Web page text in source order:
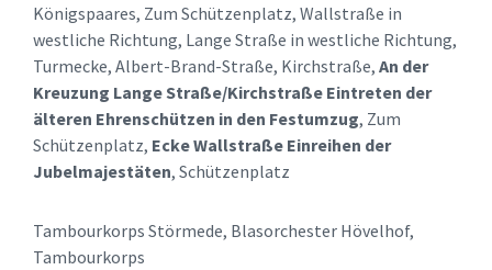
Königspaares, Zum Schützenplatz, Wallstraße in
westliche Richtung, Lange Straße in westliche Richtung,
Turmecke, Albert-Brand-Straße, Kirchstraße, An der
Kreuzung Lange Straße/Kirchstraße Eintreten der
älteren Ehrenschützen in den Festumzug, Zum
Schützenplatz, Ecke Wallstraße Einreihen der
Jubelmajestäten, Schützenplatz
Tambourkorps Störmede, Blasorchester Hövelhof,
Tambourkorps